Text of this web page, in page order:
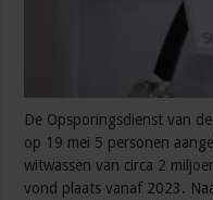
De Opsporingsdienst van
op 19 mei 5 personen
witwassen van circa 2
vond plaats vanaf 2023.